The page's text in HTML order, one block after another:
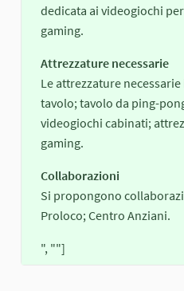
dedicata ai videogiochi
gaming.
Attrezzature necessarie
Le attrezzature
tavolo; tavolo da ping-
videogiochi cabinati;
gaming.
Collaborazioni
Si propongono
Proloco; Centro Anziani.
", ""]